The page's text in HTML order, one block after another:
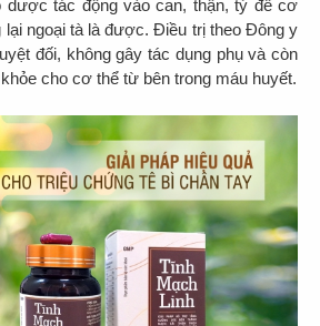
dược tác động vào can, thận, tỳ để cơ
lại ngoại tà là được. Điều trị theo Đông y
đối, không gây tác dụng phụ và còn
cho cơ thể từ bên trong máu huyết.